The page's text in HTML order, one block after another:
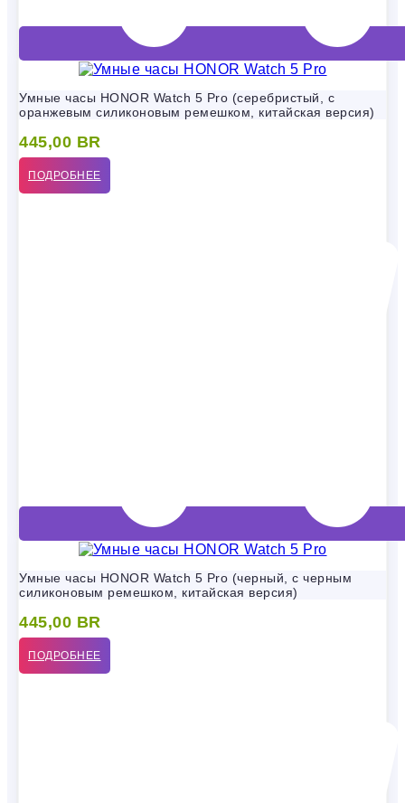
Умные часы HONOR Watch 5 Pro (серебристый, с
оранжевым силиконовым ремешком, китайская версия)
445,00 BR
ПОДРОБНЕЕ
Умные часы HONOR Watch 5 Pro (черный, с черным
силиконовым ремешком, китайская версия)
445,00 BR
ПОДРОБНЕЕ